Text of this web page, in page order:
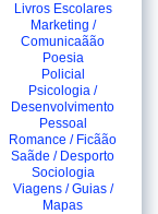
Livros Escolares
Marketing /
Comunicaãão
Poesia
Policial
Psicologia /
Desenvolvimento
Pessoal
Romance / Ficãão
Saãde / Desporto
Sociologia
Viagens / Guias /
Mapas